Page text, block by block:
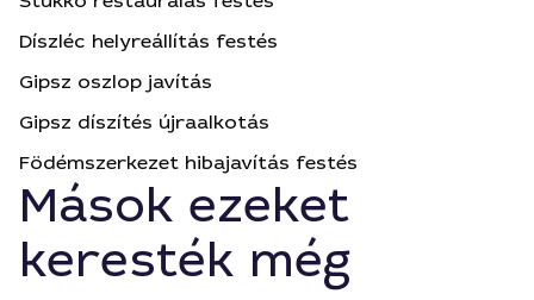
Díszléc helyreállítás festés
Gipsz oszlop javítás
Gipsz díszítés újraalkotás
Födémszerkezet hibajavítás festés
Mások ezeket
keresték még